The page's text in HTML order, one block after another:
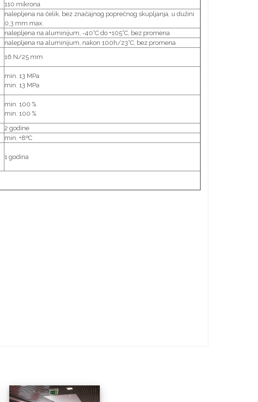
110 mikrona
nalepljena na čelik, bez značajnog poprečnog skupljanja, u dužini
0,3 mm max.
nalepljena na aluminijum, -40°C do +105°C, bez promena
nalepljena na aluminijum, nakon 100h/23°C, bez promena
16 N/25 mm
min. 13 MPa
min. 13 MPa
min. 100 %
min. 100 %
2 godine
min. +8ºC
1 godina